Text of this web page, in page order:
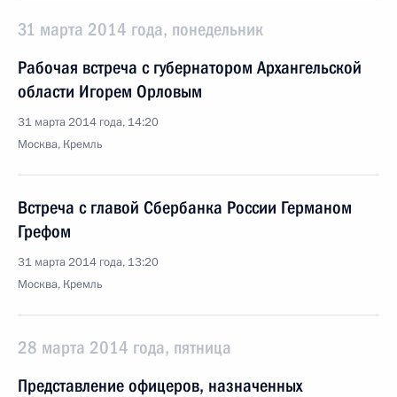
31 марта 2014 года, понедельник
Рабочая встреча с губернатором Архангельской
области Игорем Орловым
31 марта 2014 года, 14:20
Москва, Кремль
Встреча с главой Сбербанка России Германом
Грефом
31 марта 2014 года, 13:20
Москва, Кремль
28 марта 2014 года, пятница
Представление офицеров, назначенных